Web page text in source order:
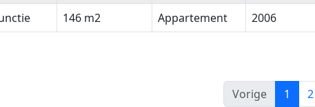
146 m2 Appartement 2006
Vorige
1 2